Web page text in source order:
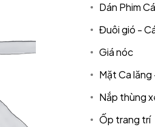
Dán Phim
Đuôi gió -
Giá nóc
Mặt Ca
Nắp thùng
Ốp trang trí